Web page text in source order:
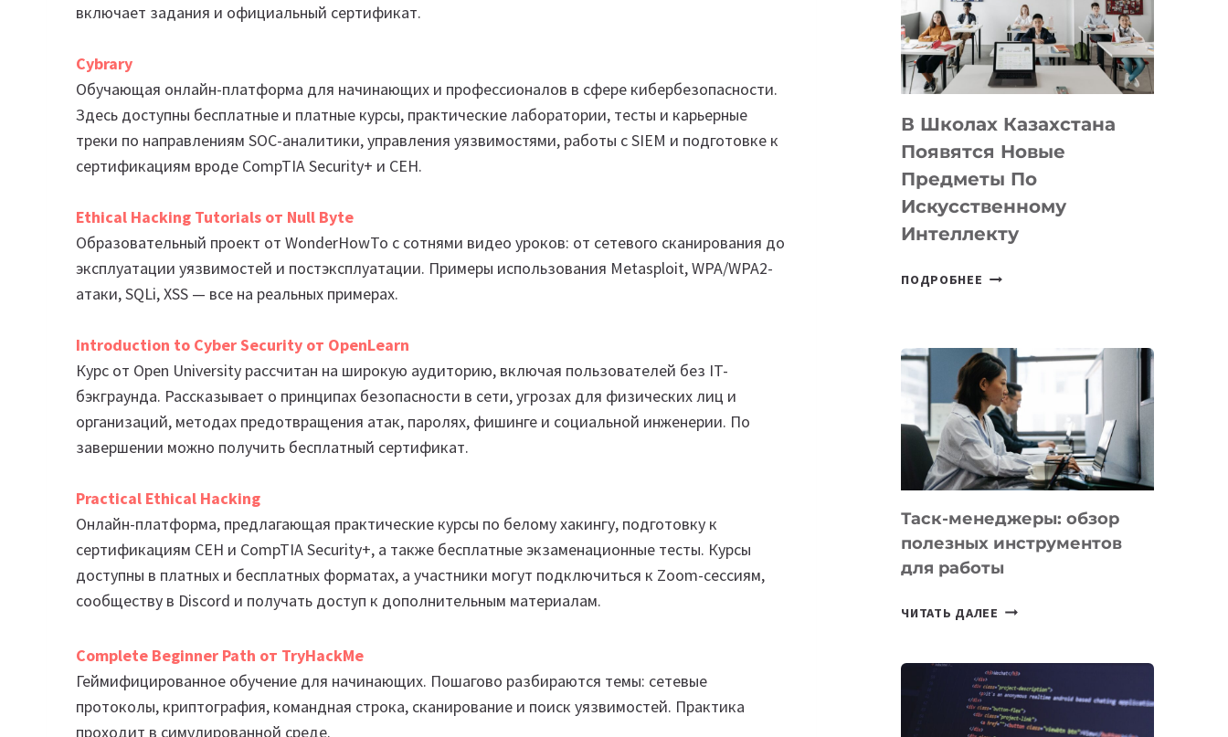
включает задания и официальный сертификат.
Cybrary
Обучающая онлайн-платформа для начинающих и профессионалов в сфере кибербезопасности.
Здесь доступны бесплатные и платные курсы, практические лаборатории, тесты и карьерные
треки по направлениям SOC-аналитики, управления уязвимостями, работы с SIEM и подготовке к
сертификациям вроде CompTIA Security+ и CEH.
Ethical Hacking Tutorials от Null Byte
Образовательный проект от WonderHowTo с сотнями видео уроков: от сетевого сканирования до
эксплуатации уязвимостей и постэксплуатации. Примеры использования Metasploit, WPA/WPA2-
атаки, SQLi, XSS — все на реальных примерах.
Introduction to Cyber Security от OpenLearn
Курс от Open University рассчитан на широкую аудиторию, включая пользователей без IT-
бэкграунда. Рассказывает о принципах безопасности в сети, угрозах для физических лиц и
организаций, методах предотвращения атак, паролях, фишинге и социальной инженерии. По
завершении можно получить бесплатный сертификат.
Practical Ethical Hacking
Онлайн-платформа, предлагающая практические курсы по белому хакингу, подготовку к
сертификациям CEH и CompTIA Security+, а также бесплатные экзаменационные тесты. Курсы
доступны в платных и бесплатных форматах, а участники могут подключиться к Zoom-сессиям,
сообществу в Discord и получать доступ к дополнительным материалам.
Complete Beginner Path от TryHackMe
Геймифицированное обучение для начинающих. Пошагово разбираются темы: сетевые
протоколы, криптография, командная строка, сканирование и поиск уязвимостей. Практика
проходит в симулированной среде.
MOST
—
МЕЖДУНАРОДНУЮ
ДЛЯ
ТЕХНОЛОГИЧЕСКИХ
СТАРТАПОВ
В Школах Казахстана
Появятся Новые
Предметы По
Искусственному
Интеллекту
ПОДРОБНЕЕ
НОВЫЕ
ПРЕДМЕТЫ
ПО
ИСКУССТВЕННОМУ
ИНТЕЛЛЕКТУ
Таск-менеджеры: обзор
полезных инструментов
для работы
ЧИТАТЬ ДАЛЕЕ ТАСК-
ПОЛЕЗНЫХ
ИНСТРУМЕНТОВ
ДЛЯ